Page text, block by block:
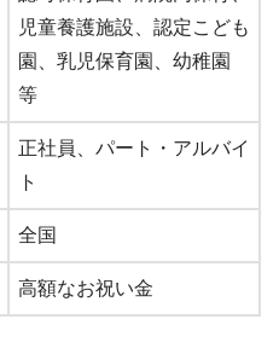
児童養護施設、認定こども
園、乳児保育園、幼稚園
等
正社員、パート・アルバイ
ト
全国
高額なお祝い金